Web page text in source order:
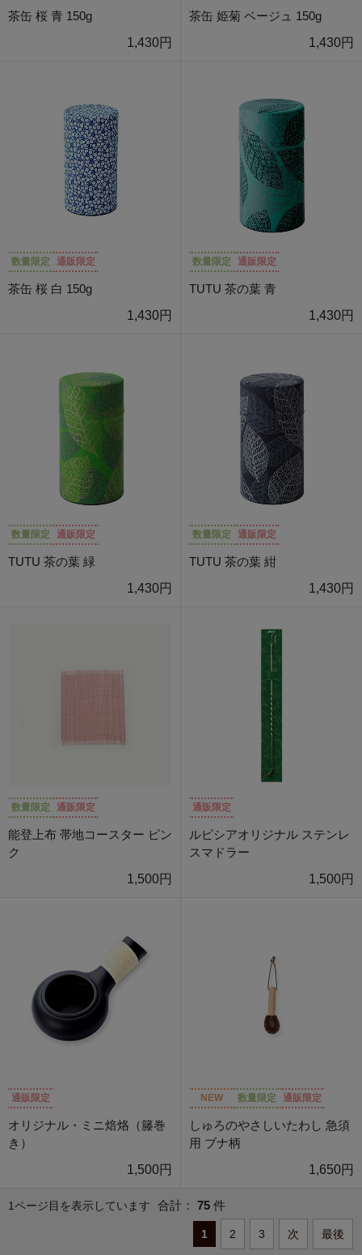
茶缶 桜 青 150g
1,430円
茶缶 姫菊 ベージュ 150g
1,430円
数量限定 通販限定
茶缶 桜 白 150g
1,430円
数量限定 通販限定
TUTU 茶の葉 青
1,430円
数量限定 通販限定
TUTU 茶の葉 緑
1,430円
数量限定 通販限定
TUTU 茶の葉 紺
1,430円
数量限定 通販限定
能登上布 帯地コースター ピン
ク
1,500円
通販限定
ルピシアオリジナル ステンレ
スマドラー
1,500円
通販限定
オリジナル・ミニ焙烙（籐巻
き）
1,500円
NEW 数量限定 通販限定
しゅろのやさしいたわし 急須
用 ブナ柄
1,650円
1ページ目を表示しています 合計： 75 件
1 2 3 次 最後